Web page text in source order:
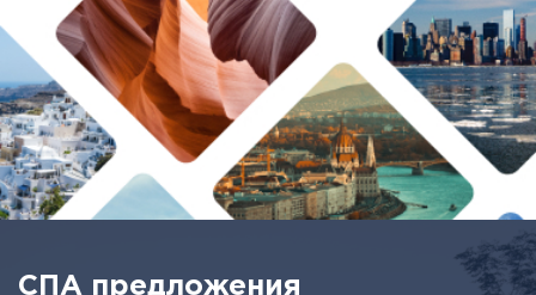
СПА предложения